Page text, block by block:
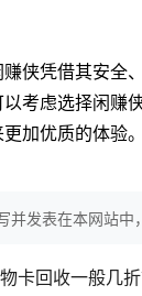
侠凭借其安全
考虑选择闲赚
加优质的体验。
并发表在本网站
卡回收一般几折